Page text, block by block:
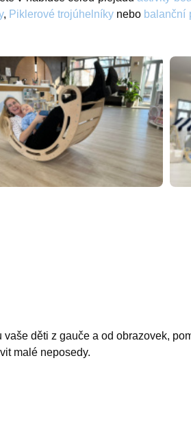
, Piklerové trojúhelníky nebo balanční
děti z gauče a od obrazovek,
malé neposedy.